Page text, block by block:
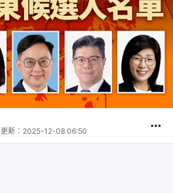
更新： 2025-12-08 06:50